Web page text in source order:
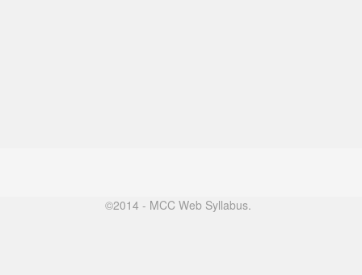
©2014 - MCC Web Syllabus.